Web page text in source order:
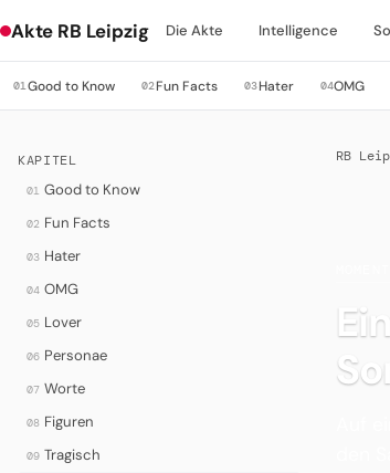
Akte RB Leipzig Die Akte Intelligence
01Good to Know 02Fun Facts 03Hater 04OMG
KAPITEL
01 Good to Know
02 Fun Facts
03 Hater
04 OMG
05 Lover
06 Personae
07 Worte
08 Figuren
09 Tragisch
RB